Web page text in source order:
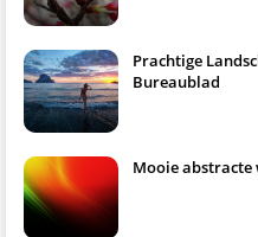
Prachtige
Bureaublad
Mooie